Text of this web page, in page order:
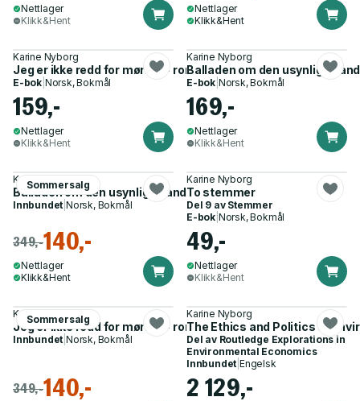
Nettlager
Klikk&Hent
Nettlager
Klikk&Hent
Karine Nyborg
Jeg er ikke redd for mørket - roman
E-bok Norsk, Bokmål
159,-
Nettlager
Klikk&Hent
Karine Nyborg
Balladen om den usynlige
E-bok Norsk, Bokmål
169,-
Nettlager
Klikk&Hent
Sommersalg
Karine Nyborg
Balladen om den usynlige hånd - noveller
Innbundet |Norsk, Bokmål
349,-140,-
Nettlager
Klikk&Hent
Karine Nyborg
To stemmer
Del 9 av Stemmer
E-bok Norsk, Bokmål
49,-
Nettlager
Klikk&Hent
Sommersalg
Karine Nyborg
Jeg er ikke redd for mørket - roman
Innbundet |Norsk, Bokmål
349,-140,-
Karine Nyborg
The Ethics and Politics of
Del av Routledge Explorations in
Environmental Economics
Innbundet |Engelsk
2 129,-